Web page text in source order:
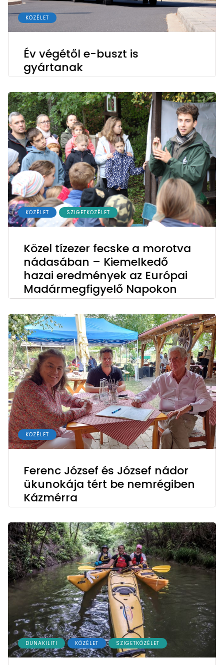
KÖZÉLET
Év végétől e-buszt is
gyártanak
KÖZÉLET SZIGETKÖZÉLET
Közel tízezer fecske a morotva
nádasában – Kiemelkedő
hazai eredmények az Európai
Madármegfigyelő Napokon
KÖZÉLET
Ferenc József és József nádor
ükunokája tért be nemrégiben
Kázmérra
DUNAKILITI KÖZÉLET SZIGETKÖZÉLET